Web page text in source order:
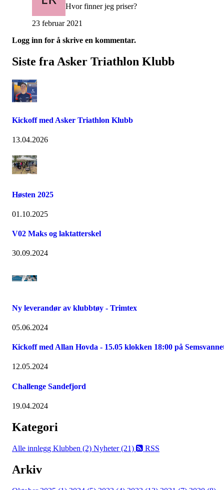
Hvor finner jeg priser?
23 februar 2021
Logg inn for å skrive en kommentar.
Siste fra Asker Triathlon Klubb
Kickoff med Asker Triathlon Klubb
13.04.2026
Høsten 2025
01.10.2025
V02 Maks og laktatterskel
30.09.2024
Ny leverandør av klubbtøy - Trimtex
05.06.2024
Kickoff med Allan Hovda - 15.05 klokken 18:00 på
12.05.2024
Challenge Sandefjord
19.04.2024
Kategori
Alle innlegg Klubben (2) Nyheter (21) RSS
Arkiv